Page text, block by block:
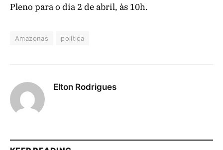
Pleno para o dia 2 de abril, às 10h.
Amazonas política
Elton Rodrigues